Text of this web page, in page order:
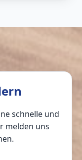
schnelle und
melden uns